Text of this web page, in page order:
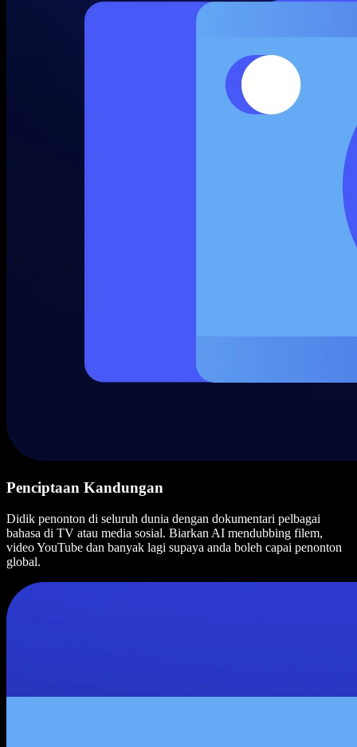
Penciptaan Kandungan
Didik penonton di seluruh dunia dengan dokumentari pelbagai
bahasa di TV atau media sosial. Biarkan AI mendubbing filem,
video YouTube dan banyak lagi supaya anda boleh capai penonton
global.